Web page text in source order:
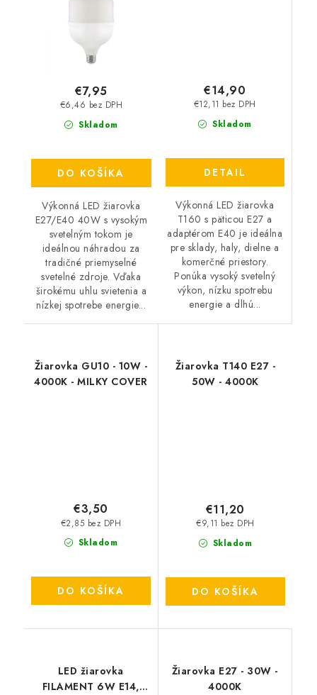
Skladom
€6,46 bez DPH
€7,95
DO KOŠÍKA
Výkonná LED žiarovka
E27/E40 40W s vysokým
svetelným tokom je
ideálnou náhradou za
tradičné priemyselné
svetelné zdroje. Vďaka
širokému uhlu svietenia a
nízkej spotrebe energie...
Skladom
€12,11 bez DPH
€14,90
DETAIL
Výkonná LED žiarovka
T160 s päticou E27 a
adaptérom E40 je ideálna
pre sklady, haly, dielne a
komerčné priestory.
Ponúka vysoký svetelný
výkon, nízku spotrebu
energie a dlhú...
Žiarovka GU10 - 10W -
4000K - MILKY COVER
Skladom
€2,85 bez DPH
€3,50
DO KOŠÍKA
Žiarovka T140 E27 -
50W - 4000K
Skladom
€9,11 bez DPH
€11,20
DO KOŠÍKA
LED žiarovka
FILAMENT 6W E14,
Žiarovka E27 - 30W -
4000K